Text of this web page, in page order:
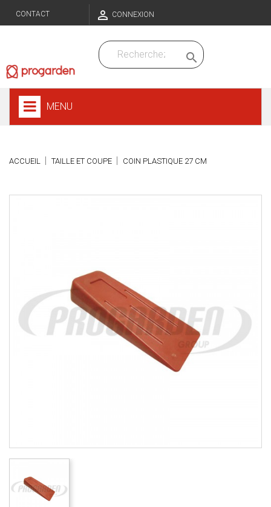
CONTACT  CONNEXION

MENU
ACCUEIL TAILLE ET COUPE COIN PLASTIQUE 27 CM